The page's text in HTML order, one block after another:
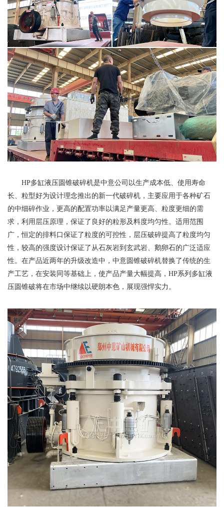
HP多缸液压圆锥破碎机是中意公司以生产成本低、使用寿命
长、粒型好为设计理念推出的新一代破碎机，主要应用于各种矿石
的中细碎作业，更高的配置功率以满足产量更高、粒度更细的需
求，利用层压原理，保证了良好的粒形及料度均匀性。适用范围
广，恒定的排料口保证了粒度的可控性，层压破碎提高了粒度均匀
性，较高的强度设计保证了从石灰岩到玄武岩、鹅卵石的广泛适应
性。在产品近两年的升级改造中，中意圆锥破碎机替换了传统的生
产工艺，在安装同等基础上，使产品产量大幅提高，HP系列多缸液
压圆锥破将在市场中继续以硬朗本色，展现强悍实力。